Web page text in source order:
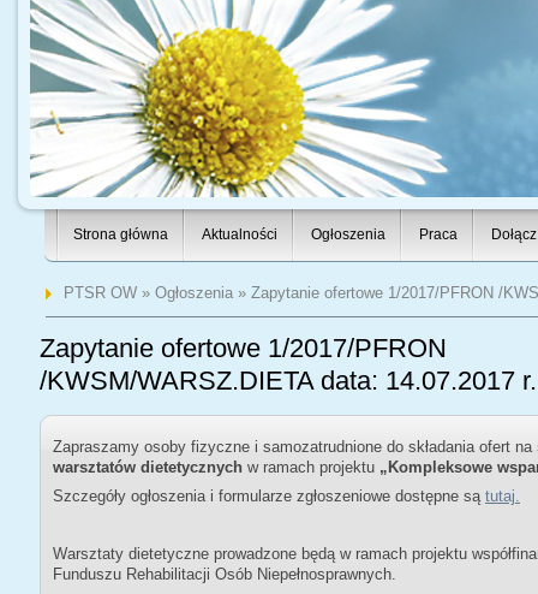
Strona główna Aktualności Ogłoszenia Praca
PTSR OW» Ogłoszenia» Zapytanie ofertowe 1/2017/PFRON /
Zapytanie ofertowe 1/2017/PFRON
/KWSM/WARSZ.DIETA data: 14.07.2017 r.
Zapraszamy osoby fizyczne i samozatrudnione do składania ofert na
warsztatów dietetycznych w ramach projektu „Kompleksowe
Szczegóły ogłoszenia i formularze zgłoszeniowe dostępne są tutaj.
Warsztaty dietetyczne prowadzone będą w ramach projektu
Funduszu Rehabilitacji Osób Niepełnosprawnych.